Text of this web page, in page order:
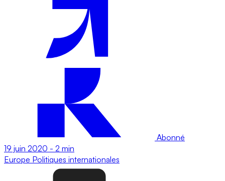
Abonné
19 juin 2020 - 2 min
Europe Politiques internationales